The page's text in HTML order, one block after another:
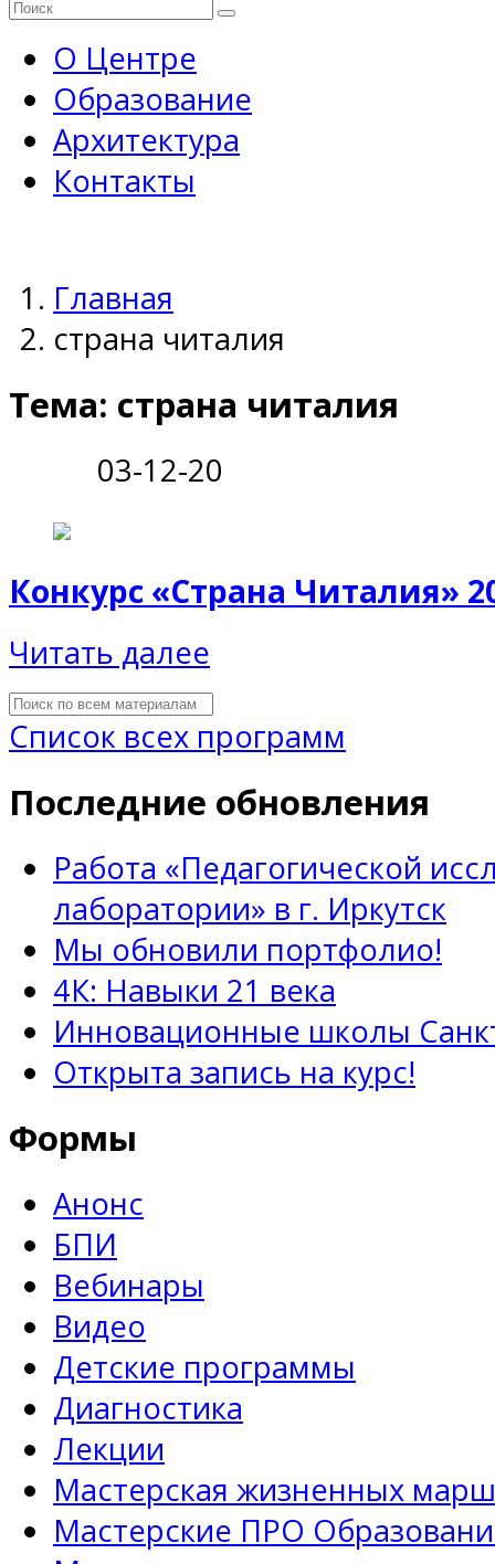
О Центре
Образование
Архитектура
Контакты
Главная
страна читалия
Тема: страна читалия
03-12-20
Конкурс «Страна Читалия»
Читать далее
Список всех программ
Последние обновления
Работа «Педагогической
лаборатории» в г. Иркутск
Мы обновили портфолио!
4К: Навыки 21 века
Инновационные школы
Открыта запись на курс!
Формы
Анонс
БПИ
Вебинары
Видео
Детские программы
Диагностика
Лекции
Мастерская жизненных
Мастерские ПРО